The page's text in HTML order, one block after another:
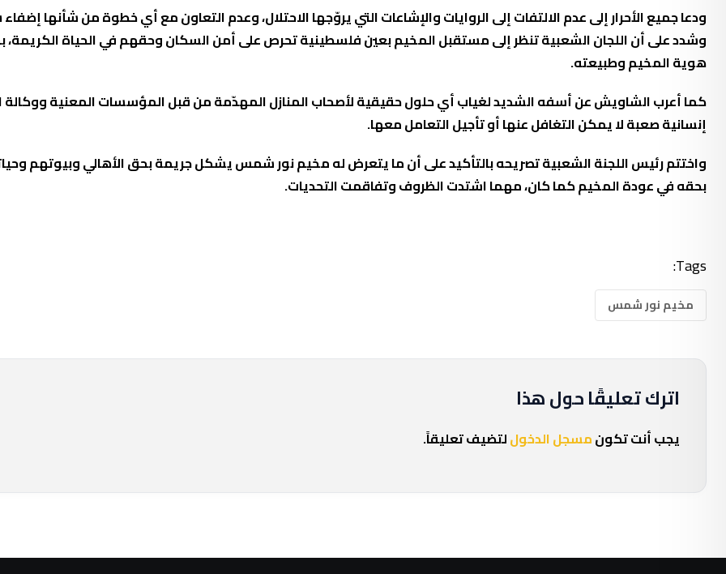
ودعا جميع الأحرار إلى عدم الالتفات إلى الروايات والإشاعات التي يروّجها الاحتلال، وعدم التعاون مع أي خطوة من شأنها
وشدد على أن اللجان الشعبية تنظر إلى مستقبل المخيم بعين فلسطينية تحرص على أمن السكان وحقهم في الحياة
هوية المخيم وطبيعته.
كما أعرب الشاويش عن أسفه الشديد لغياب أي حلول حقيقية لأصحاب المنازل المهدّمة من قبل المؤسسات المعنية ووكالة
إنسانية صعبة لا يمكن التغافل عنها أو تأجيل التعامل معها.
واختتم رئيس اللجنة الشعبية تصريحه بالتأكيد على أن ما يتعرض له مخيم نور شمس يشكل جريمة بحق الأهالي وبيوتهم
بحقه في عودة المخيم كما كان، مهما اشتدت الظروف وتفاقمت التحديات.
Tags:
مخيم نور شمس
اترك تعليقًا حول هذا
يجب أنت تكونمسجل الدخوللتضيف تعليقاً.